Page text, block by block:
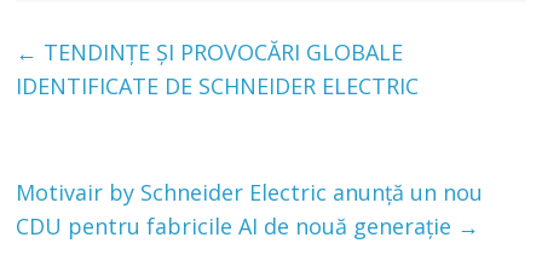
← TENDINȚE ȘI PROVOCĂRI GLOBALE
IDENTIFICATE DE SCHNEIDER ELECTRIC
Motivair by Schneider Electric anunță un nou
CDU pentru fabricile AI de nouă generație →